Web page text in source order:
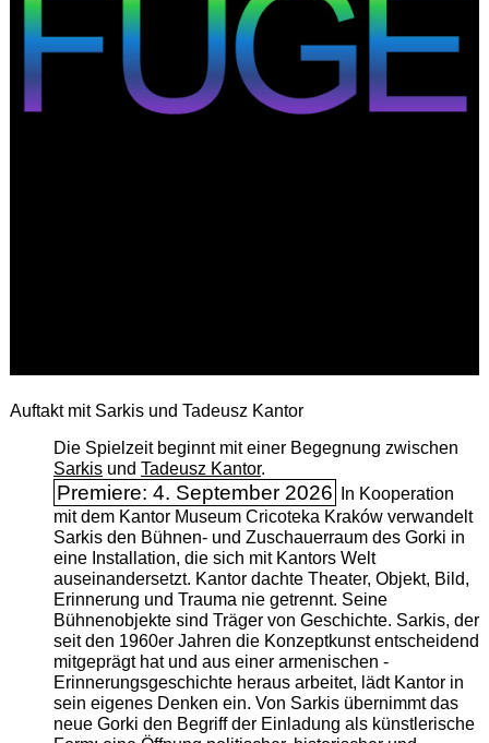
Auftakt mit Sarkis und Tadeusz Kantor
Die Spielzeit beginnt mit einer Begegnung zwischen
Sarkisund Tadeusz Kantor.
Premiere: 4. September 2026
In Kooperation
mit dem Kantor Museum Cricoteka Kraków verwandelt
Sarkis den Bühnen- und Zuschauerraum des Gorki in
eine Installation, die sich mit Kantors Welt
auseinandersetzt. Kantor dachte Theater, Objekt, Bild,
Erinnerung und Trauma nie getrennt. Seine
Bühnenobjekte sind Träger von Geschichte. Sarkis, der
seit den 1960er Jahren die Konzeptkunst entscheidend
mitgeprägt hat und aus einer armenischen ­
Erinnerungsgeschichte heraus arbeitet, lädt Kantor in
sein eigenes Denken ein. Von Sarkis übernimmt das
neue Gorki den Begriff der Einladung als künstlerische